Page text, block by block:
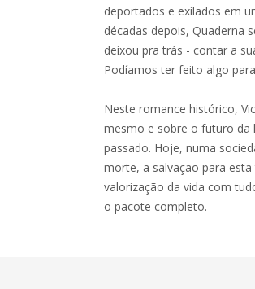
deportados e exilados em
décadas depois, Quaderna
deixou pra trás - contar a
Podíamos ter feito algo
Neste romance histórico,
mesmo e sobre o futuro da
passado. Hoje, numa
morte, a salvação para
valorização da vida com
o pacote completo.